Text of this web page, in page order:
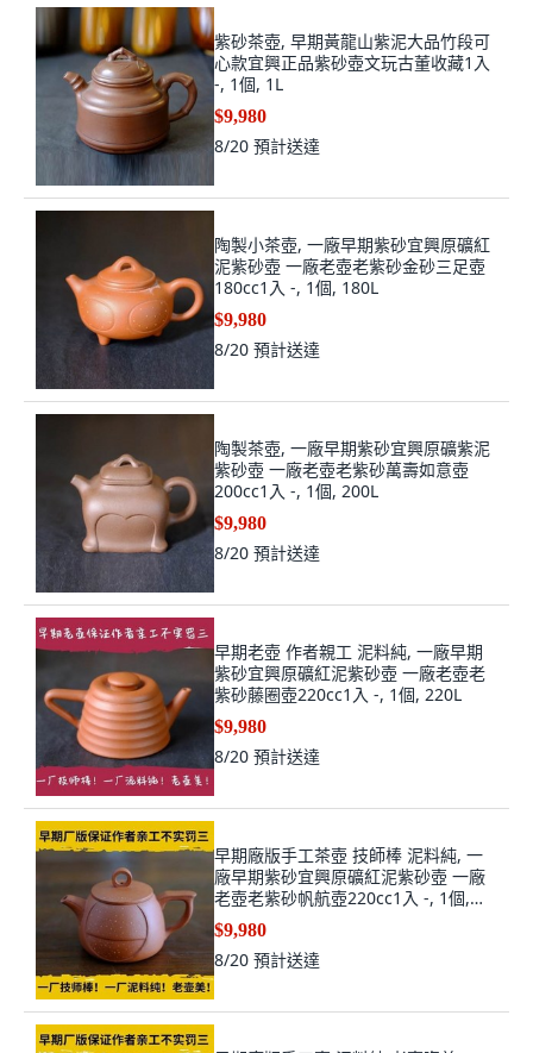
紫砂茶壺, 早期黃龍山紫泥大品竹段可
心款宜興正品紫砂壺文玩古董收藏1入
-, 1個, 1L
$9,980
8/20 預計送達
陶製小茶壺, 一廠早期紫砂宜興原礦紅
泥紫砂壺 一廠老壺老紫砂金砂三足壺
180cc1入 -, 1個, 180L
$9,980
8/20 預計送達
陶製茶壺, 一廠早期紫砂宜興原礦紫泥
紫砂壺 一廠老壺老紫砂萬壽如意壺
200cc1入 -, 1個, 200L
$9,980
8/20 預計送達
早期老壺 作者親工 泥料純, 一廠早期
紫砂宜興原礦紅泥紫砂壺 一廠老壺老
紫砂藤圈壺220cc1入 -, 1個, 220L
$9,980
8/20 預計送達
早期廠版手工茶壺 技師棒 泥料純, 一
廠早期紫砂宜興原礦紅泥紫砂壺 一廠
老壺老紫砂帆航壺220cc1入 -, 1個,
220L
$9,980
8/20 預計送達